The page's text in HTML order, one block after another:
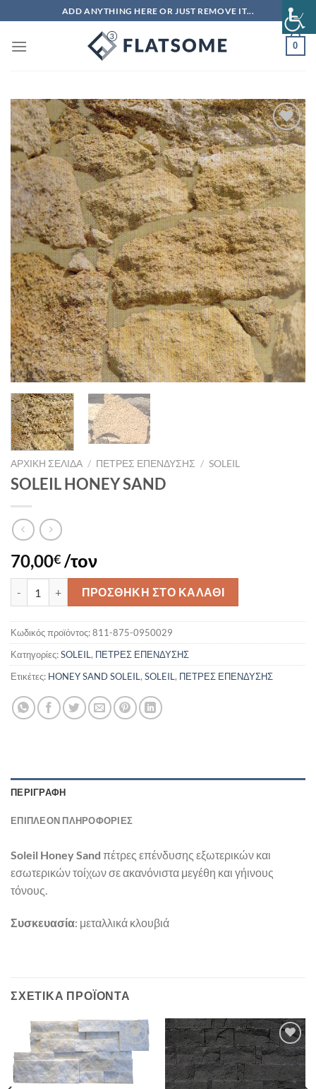
στο
περιεχόμενο
ADD ANYTHING HERE OR JUST REMOVE IT...
0
Πρόσθήκη
στην λίστα
επιθυμιών
ΑΡΧΙΚΉ ΣΕΛΊΔΑ / ΠΕΤΡΕΣ ΕΠΕΝΔΥΣΗΣ / SOLEIL
SOLEIL HONEY SAND
70,00€ /τον
SOLEIL HONEY SAND ποσότητα
ΠΡΟΣΘΉΚΗ ΣΤΟ ΚΑΛΆΘΙ
Κωδικός προϊόντος:811-875-0950029
Κατηγορίες:SOLEIL , ΠΕΤΡΕΣ ΕΠΕΝΔΥΣΗΣ
Ετικέτες: HONEY SAND SOLEIL , SOLEIL , ΠΕΤΡΕΣ ΕΠΕΝΔΥΣΗΣ
ΠΕΡΙΓΡΑΦΉ
ΕΠΙΠΛΈΟΝ ΠΛΗΡΟΦΟΡΊΕΣ
Soleil Honey Sand πέτρες επένδυσης εξωτερικών και
εσωτερικών τοίχων σε ακανόνιστα μεγέθη και γήινους
τόνους.
Συσκευασία: μεταλλικά κλουβιά
ΣΧΕΤΙΚΆ ΠΡΟΪΌΝΤΑ
Πρόσθήκη
στην λίστα
επιθυμιών
Πρόσθήκη
στην λίστα
επιθυμιών